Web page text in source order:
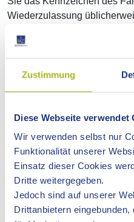
Zustimmung
Diese Webseite verwendet
Wir verwenden selbst nur
Funktionalität unserer
Einsatz dieser Cookies
Dritte weitergegeben.
Jedoch sind auf unserer
Drittanbietern
Wiederzulassung
Verfahrensablauf
Fristen
Erforderliche Unterlagen